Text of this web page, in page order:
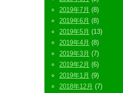
2019年7月 (8)
2019年6月 (8)
2019年5月 (13)
2019年4月 (8)
2019年3月 (7)
2019年2月 (6)
2019年1月 (9)
2018年12月 (7)